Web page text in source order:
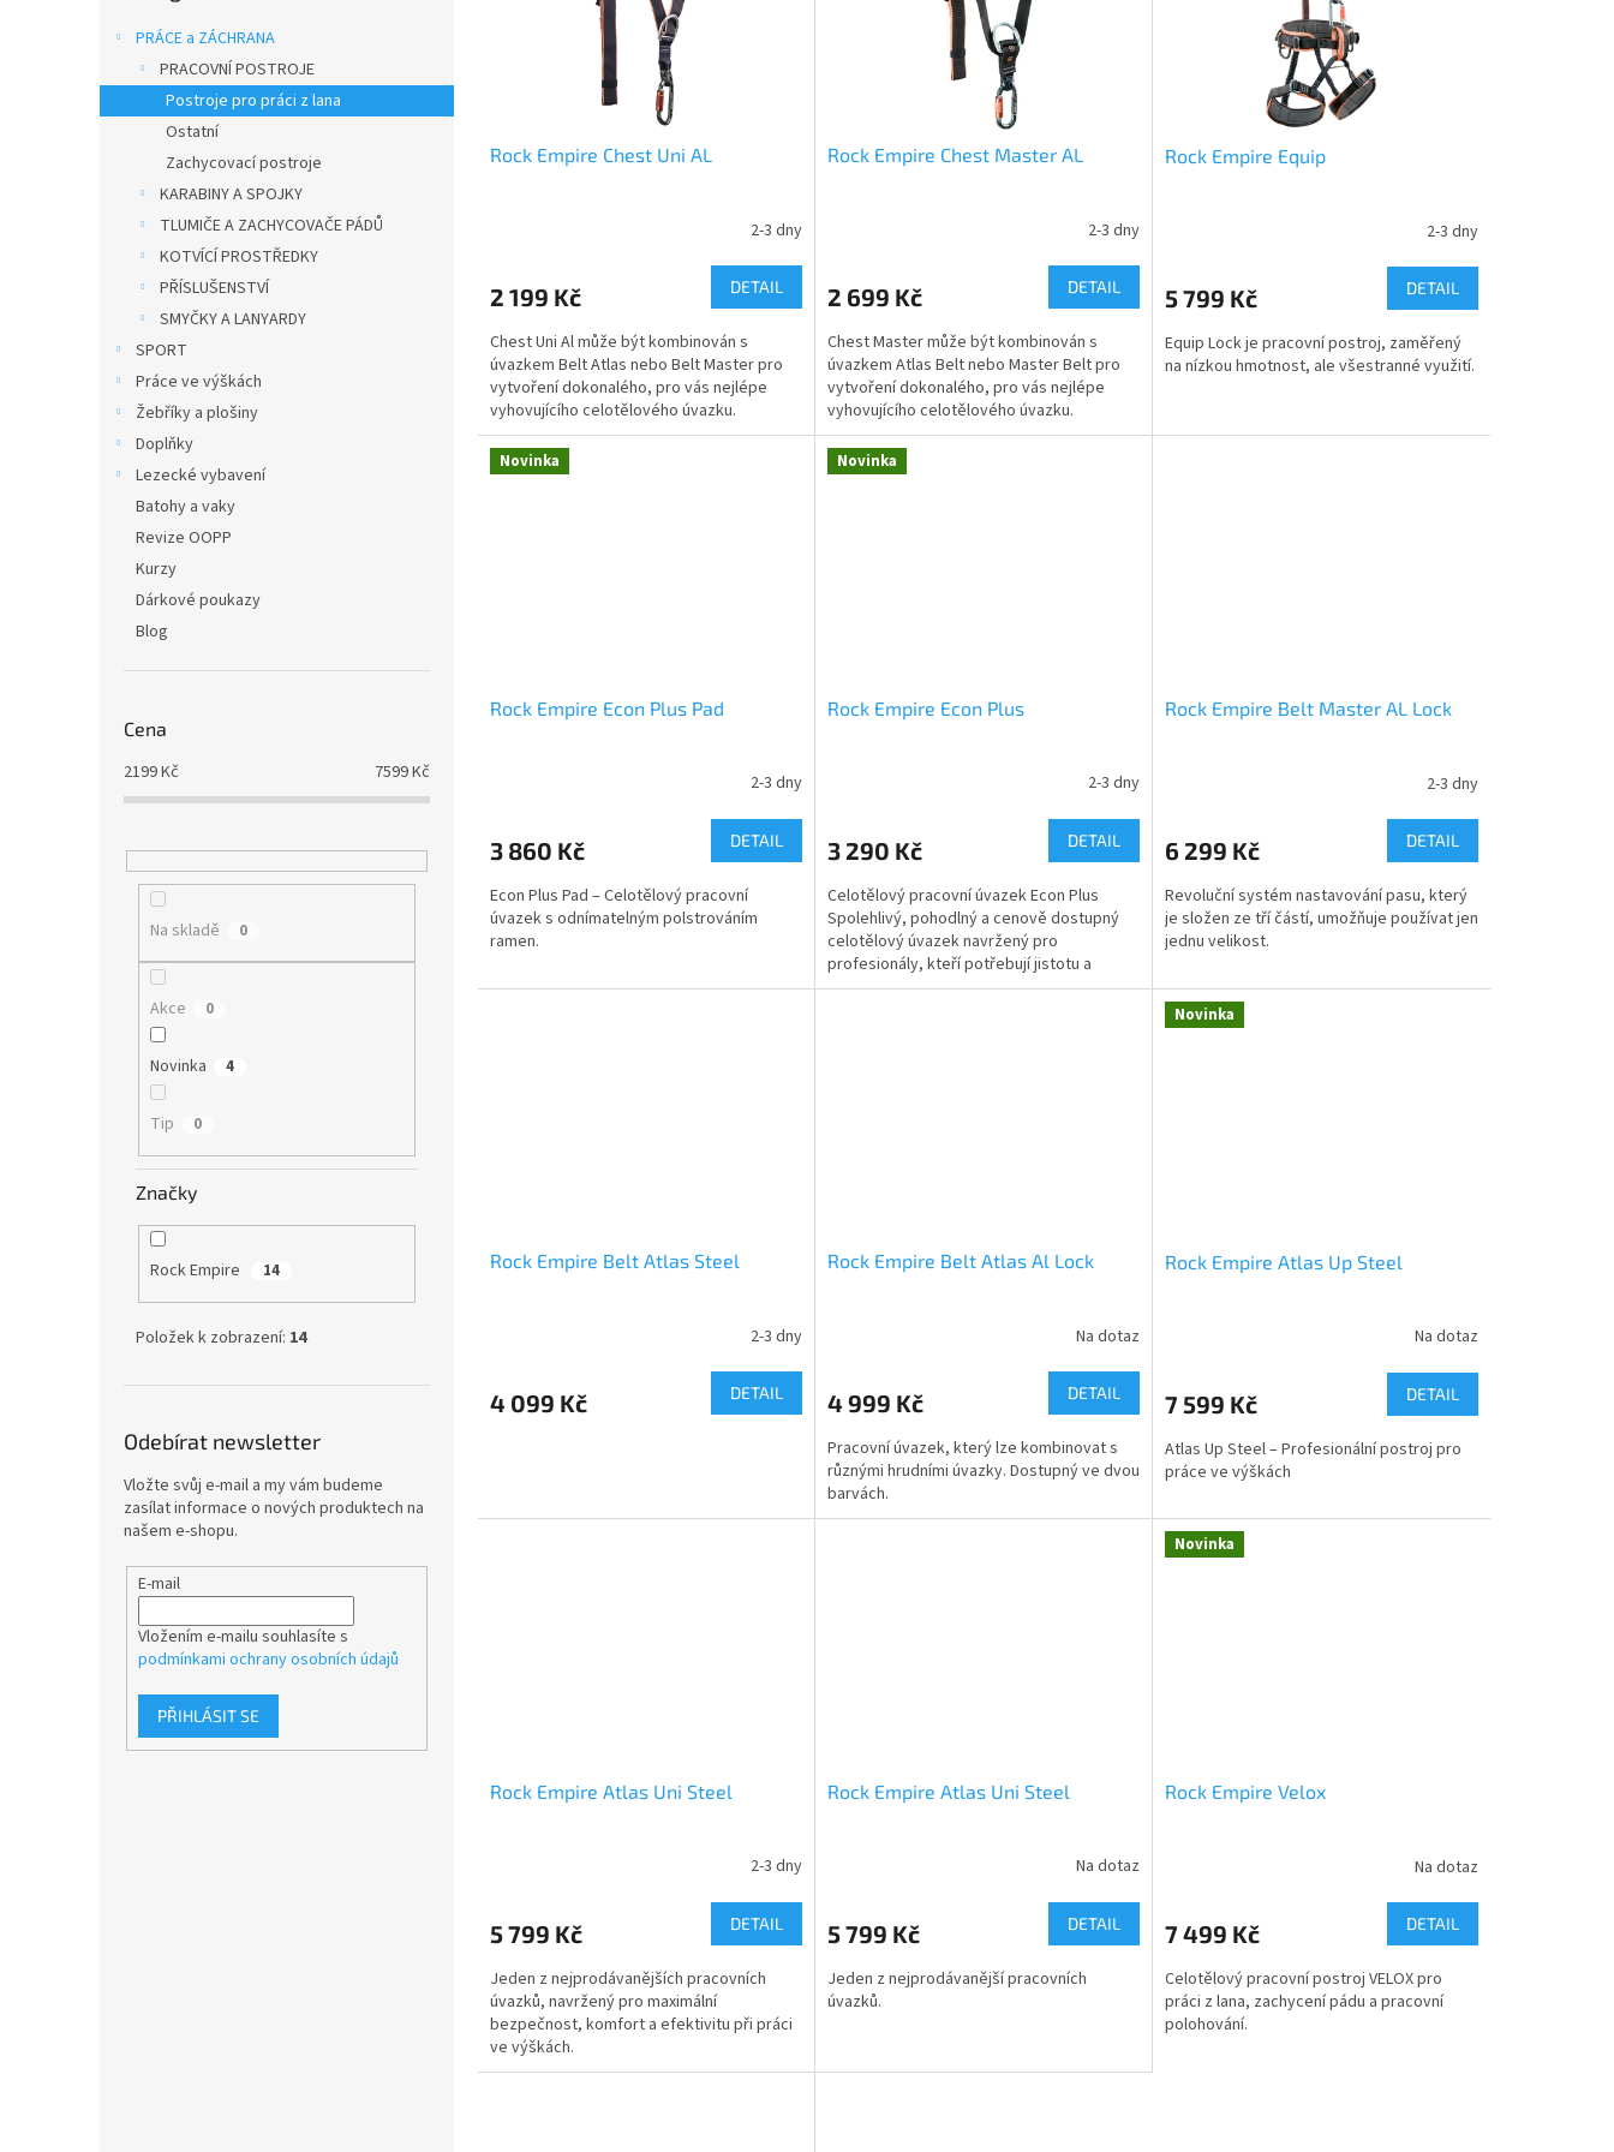
PRÁCE a ZÁCHRANA
PRACOVNÍ POSTROJE
Postroje pro práci z lana
Ostatní
Zachycovací postroje
KARABINY A SPOJKY
TLUMIČE A ZACHYCOVAČE PÁDŮ
KOTVÍCÍ PROSTŘEDKY
PŘÍSLUŠENSTVÍ
SMYČKY A LANYARDY
SPORT
Práce ve výškách
Žebříky a plošiny
Doplňky
Lezecké vybavení
Batohy a vaky
Revize OOPP
Kurzy
Dárkové poukazy
Blog
Cena
2199Kč 7599Kč
Na skladě 0
Akce 0
Novinka 4
Tip 0
Značky
Rock Empire 14
Položek k zobrazení: 14
Odebírat newsletter
Vložte svůj e-mail a my vám budeme
zasílat informace o nových produktech na
našem e-shopu.
E-mail
Vložením e-mailu souhlasíte s
podmínkami ochrany osobních údajů
PŘIHLÁSIT SE
Rock Empire Chest Uni AL
2-3 dny
2 199 Kč DETAIL
Chest Uni Al může být kombinován s
úvazkem Belt Atlas nebo Belt Master pro
vytvoření dokonalého, pro vás nejlépe
vyhovujícího celotělového úvazku.
Rock Empire Chest Master AL
2-3 dny
2 699 Kč DETAIL
Chest Master může být kombinován s
úvazkem Atlas Belt nebo Master Belt pro
vytvoření dokonalého, pro vás nejlépe
vyhovujícího celotělového úvazku.
Rock Empire Equip
2-3 dny
5 799 Kč DETAIL
Equip Lock je pracovní postroj, zaměřený
na nízkou hmotnost, ale všestranné využití.
Novinka
Rock Empire Econ Plus Pad
2-3 dny
3 860 Kč DETAIL
Econ Plus Pad – Celotělový pracovní
úvazek s odnímatelným polstrováním
ramen.
Novinka
Rock Empire Econ Plus
2-3 dny
3 290 Kč DETAIL
Celotělový pracovní úvazek Econ Plus
Spolehlivý, pohodlný a cenově dostupný
celotělový úvazek navržený pro
profesionály, kteří potřebují jistotu a
komfort při práci ve výškách.
Rock Empire Belt Master AL Lock
2-3 dny
6 299 Kč DETAIL
Revoluční systém nastavování pasu, který
je složen ze tří částí, umožňuje používat jen
jednu velikost.
Rock Empire Belt Atlas Steel
2-3 dny
4 099 Kč DETAIL
Rock Empire Belt Atlas Al Lock
Na dotaz
4 999 Kč DETAIL
Pracovní úvazek, který lze kombinovat s
různými hrudními úvazky. Dostupný ve dvou
barvách.
Novinka
Rock Empire Atlas Up Steel
Na dotaz
7 599 Kč DETAIL
Atlas Up Steel – Profesionální postroj pro
práce ve výškách
Rock Empire Atlas Uni Steel
2-3 dny
5 799 Kč DETAIL
Jeden z nejprodávanějších pracovních
úvazků, navržený pro maximální
bezpečnost, komfort a efektivitu při práci
ve výškách.
Rock Empire Atlas Uni Steel
Na dotaz
5 799 Kč DETAIL
Jeden z nejprodávanější pracovních
úvazků.
Novinka
Rock Empire Velox
Na dotaz
7 499 Kč DETAIL
Celotělový pracovní postroj VELOX pro
práci z lana, zachycení pádu a pracovní
polohování.